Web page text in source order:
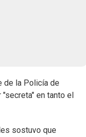
de la Policía de
en tanto el
sostuvo que